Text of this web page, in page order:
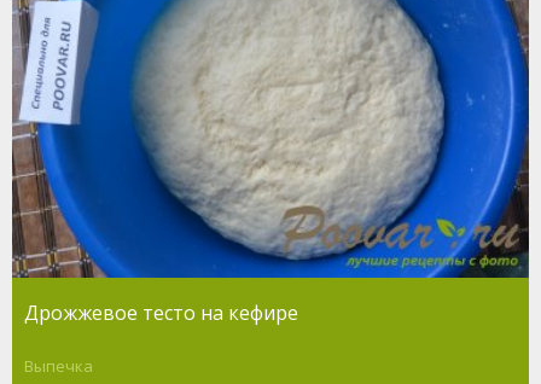
Дрожжевое тесто на кефире
Выпечка